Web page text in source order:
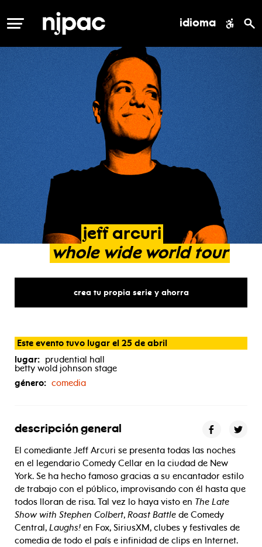
MENÚ idioma
jeff arcuri
whole wide world tour
crea tu propia serie y ahorra
Este evento tuvo lugar el 25 de abril
lugar: prudential hall
betty wold johnson stage
género: comedia
descripción general
El comediante Jeff Arcuri se presenta todas las noches
en el legendario Comedy Cellar en la ciudad de New
York. Se ha hecho famoso gracias a su encantador estilo
de trabajo con el público, improvisando con él hasta que
todos lloran de risa. Tal vez lo haya visto en The Late
Show with Stephen Colbert, Roast Battle de Comedy
Central, Laughs! en Fox, SiriusXM, clubes y festivales de
comedia de todo el país e infinidad de clips en Internet.